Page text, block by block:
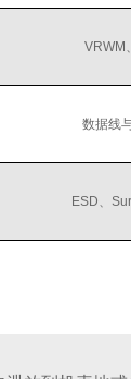
VRWM
数据线
ESD、